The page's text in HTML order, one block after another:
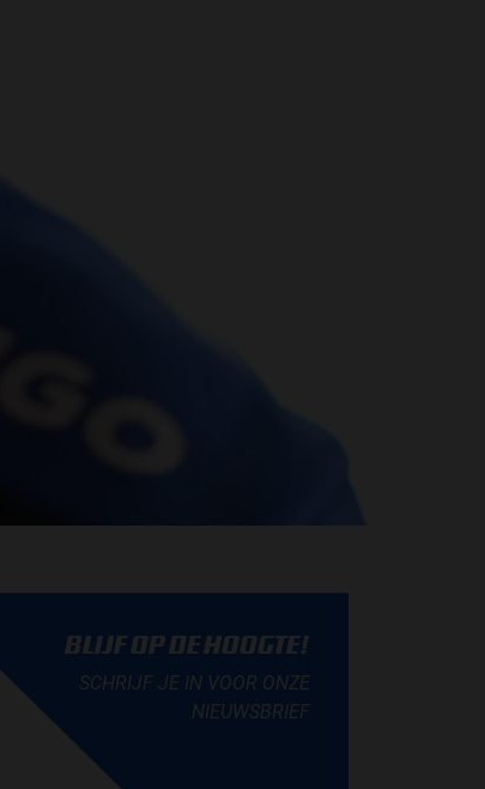
BLIJF OP DE HOOGTE!
SCHRIJF JE IN VOOR ONZE
NIEUWSBRIEF